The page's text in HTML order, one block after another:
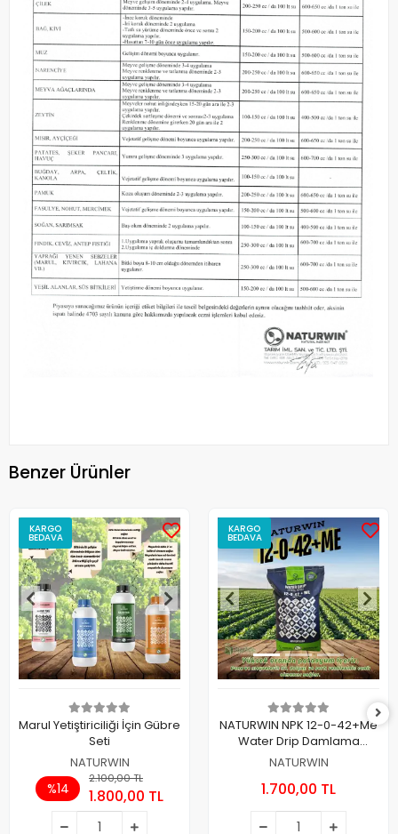
Benzer Ürünler
KARGO
BEDAVA
Marul Yetiştiriciliği İçin Gübre
Seti
NATURWIN
%14
2.100,00 TL
1.800,00 TL
KARGO
BEDAVA
NATURWIN NPK 12-0-42+Me
Water Drip Damlama
Gübresi 25 Kg.
NATURWIN
1.700,00 TL